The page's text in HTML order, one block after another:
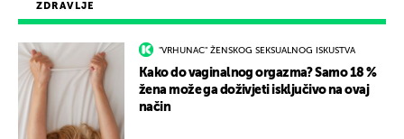
ZDRAVLJE
"VRHUNAC" ŽENSKOG SEKSUALNOG ISKUSTVA
Kako do vaginalnog orgazma? Samo 18 %
žena može ga doživjeti isključivo na ovaj
način